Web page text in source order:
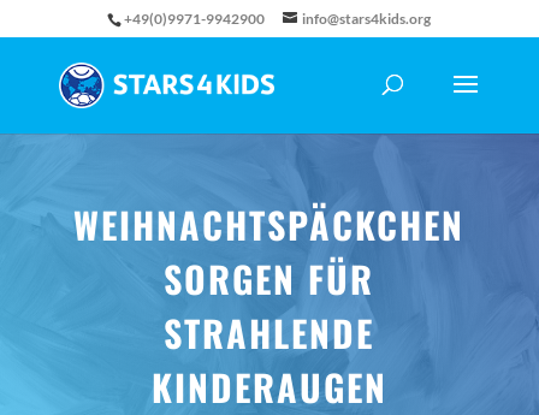
+49(0)9971-9942900 info@stars4kids.org
WEIHNACHTSPÄCKCHEN
SORGEN FÜR
STRAHLENDE
KINDERAUGEN